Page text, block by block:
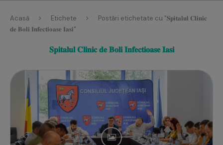
Acasă Etichete
Postări etichetate cu "𝐒𝐩𝐢𝐭𝐚𝐥𝐮𝐥 𝐂𝐥𝐢𝐧𝐢𝐜
𝐝𝐞 𝐁𝐨𝐥𝐢 𝐈𝐧𝐟𝐞𝐜𝐭‌𝐢𝐨𝐚𝐬𝐞 𝐈𝐚𝐬‌𝐢"
𝐒𝐩𝐢𝐭𝐚𝐥𝐮𝐥 𝐂𝐥𝐢𝐧𝐢𝐜 𝐝𝐞 𝐁𝐨𝐥𝐢 𝐈𝐧𝐟𝐞𝐜𝐭‌𝐢𝐨𝐚𝐬𝐞 𝐈𝐚𝐬‌𝐢